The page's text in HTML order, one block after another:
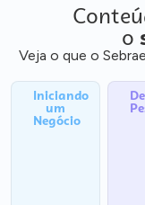
o
Veja o que o
Iniciando
um
Negócio